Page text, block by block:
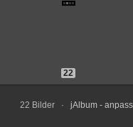
22
22 Bilder · jAlbum -